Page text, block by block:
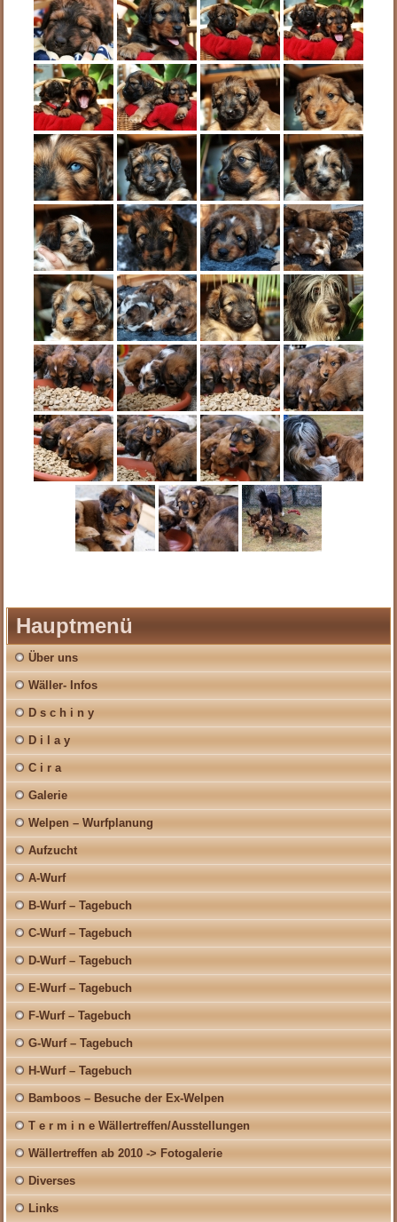
Hauptmenü
Über uns
Wäller- Infos
D s c h i n y
D i l a y
C i r a
Galerie
Welpen – Wurfplanung
Aufzucht
A-Wurf
B-Wurf – Tagebuch
C-Wurf – Tagebuch
D-Wurf – Tagebuch
E-Wurf – Tagebuch
F-Wurf – Tagebuch
G-Wurf – Tagebuch
H-Wurf – Tagebuch
Bamboos – Besuche der Ex-Welpen
T e r m i n e Wällertreffen/Ausstellungen
Wällertreffen ab 2010 -> Fotogalerie
Diverses
Links